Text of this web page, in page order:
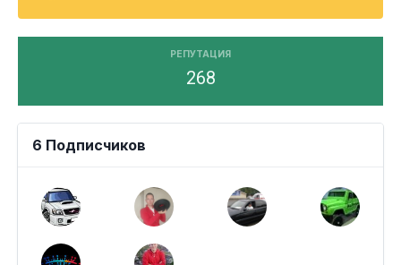
РЕПУТАЦИЯ
268
6 Подписчиков